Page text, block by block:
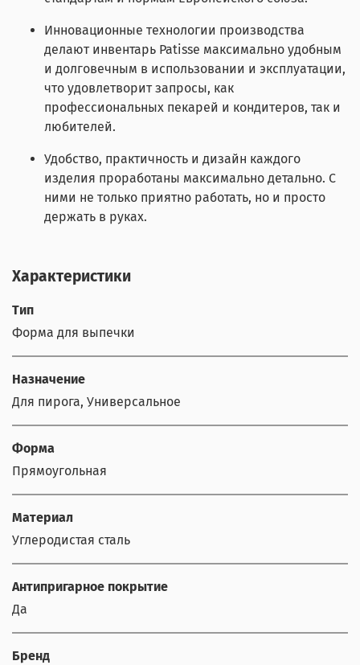
Инновационные технологии производства
делают инвентарь Patisse максимально удобным
и долговечным в использовании и эксплуатации,
что удовлетворит запросы, как
профессиональных пекарей и кондитеров, так и
любителей.
Удобство, практичность и дизайн каждого
изделия проработаны максимально детально. С
ними не только приятно работать, но и просто
держать в руках.
Характеристики
Тип
Форма для выпечки
Назначение
Для пирога, Универсальное
Форма
Прямоугольная
Материал
Углеродистая сталь
Антипригарное покрытие
Да
Бренд